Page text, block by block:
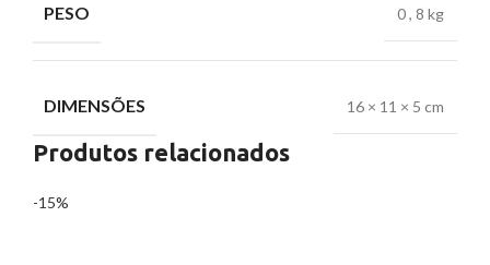
PESO 0, 8 kg
DIMENSÕES 16 × 11 × 5 cm
Produtos relacionados
-15%